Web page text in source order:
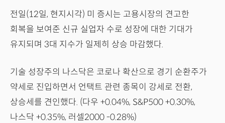
전일(12일, 현지시각) 미 증시는 고용시장의 견고한
회복을 보여준 신규 실업자 수로 성장에 대한 기대가
유지되며 3대 지수가 일제히 상승 마감했다.
기술 성장주의 나스닥은 코로나 확산으로 경기 순환주가
약세로 진입하면서 언택트 관련 종목이 강세로 전환,
상승세를 견인했다. (다우 +0.04%, S&P500 +0.30%,
나스닥 +0.35%, 러셀2000 -0.28%)